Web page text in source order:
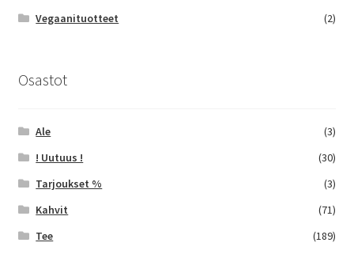
Vegaanituotteet
(2)
Osastot
Ale
(3)
! Uutuus !
(30)
Tarjoukset %
(3)
Kahvit
(71)
Tee
(189)